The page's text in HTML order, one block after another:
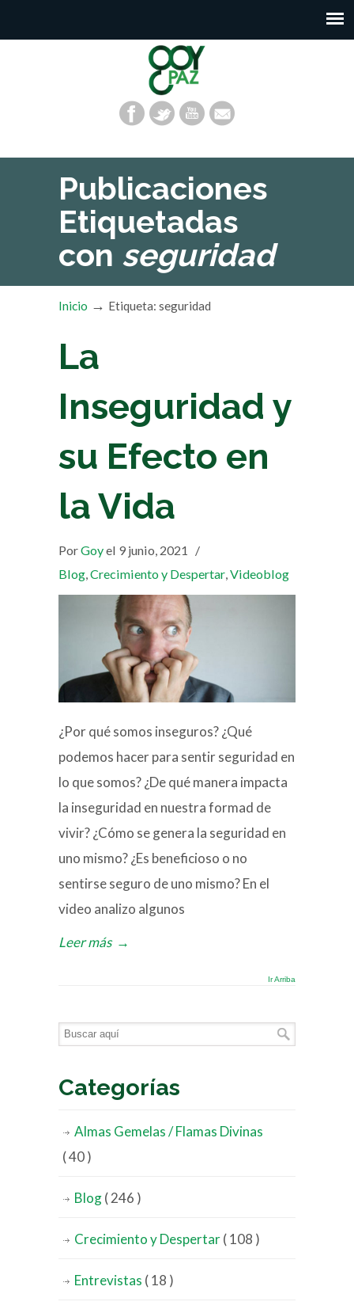
Publicaciones
Etiquetadas
con seguridad
Inicio → Etiqueta: seguridad
La
Inseguridad y
su Efecto en
la Vida
PorGoyel 9 junio, 2021
/
Blog,Crecimiento y Despertar,Videoblog
¿Por qué somos inseguros? ¿Qué
podemos hacer para sentir seguridad en
lo que somos? ¿De qué manera impacta
la inseguridad en nuestra formad de
vivir? ¿Cómo se genera la seguridad en
uno mismo? ¿Es beneficioso o no
sentirse seguro de uno mismo? En el
video analizo algunos
Leer más →
Ir Arriba
Categorías
Almas Gemelas / Flamas Divinas
( 40 )
Blog( 246 )
Crecimiento y Despertar( 108 )
Entrevistas ( 18 )